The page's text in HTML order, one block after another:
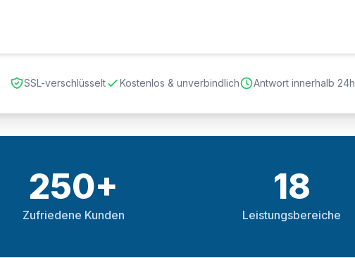
SSL-verschlüsselt Kostenlos & unverbindlich Antwort innerhalb 24h
250+
Zufriedene Kunden
18
Leistungsbereiche